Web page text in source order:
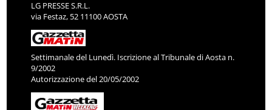
LG PRESSE S.R.L.
via Festaz, 52 11100 AOSTA
Settimanale del Lunedì. Iscrizione al Tribunale di Aosta n.
9/2002
Autorizzazione del 20/05/2002